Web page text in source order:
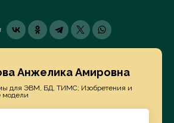
Анжелика Амировна
для ЭВМ, БД, ТИМС; Изобретения и
модели